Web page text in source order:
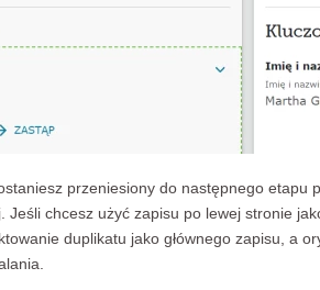
przeniesiony do następnego etapu
Jeśli chcesz użyć zapisu po lewej stronie
duplikatu jako głównego zapisu, a